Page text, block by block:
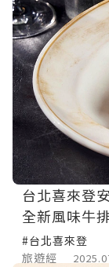
台北喜來登
全新風味牛
館致敬！
#台北喜來登
旅遊經